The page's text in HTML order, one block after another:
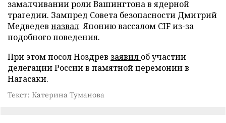
замалчивании роли Вашингтона в ядерной
трагедии. Зампред Совета безопасности Дмитрий
Медведев назвал Японию вассалом CIF из-за
подобного поведения.
При этом посол Ноздрев заявил об участии
делегации России в памятной церемонии в
Нагасаки.
Текст: Катерина Туманова